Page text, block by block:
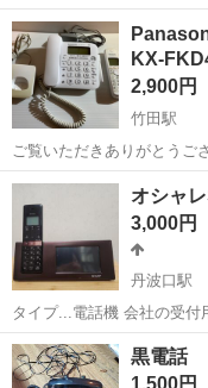
京都 京都市
KX-
2,900円
竹田駅
ご覧いただきありがとうございます ■メーカー:
ク ■商品名: VE-GD21-W 電話機 ■付属品 本体 子機 KX-FKD401-W
ACアダプター ※写真に掲
京都 京都市
オシャ
3,000円
丹波口駅
タイプ...電話機 会社の受付用の電話機にも使えるオシャレな電話機で
す。 お部屋のインテリア
京都 京都市 丹波口
黒電話